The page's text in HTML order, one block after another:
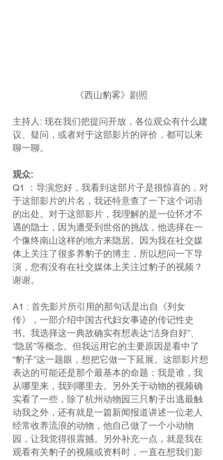
《西山豹雾》剧照
主持人: 现在我们把提问开放，各位观众有什么建
议、疑问，或者对于这部影片的评价，都可以来
聊一聊。
观众:
Q1 ：导演您好，我看到这部片子是很惊喜的，对
于这部影片的片名，我还特意查了一下这个词语
的出处。对于这部影片，我理解的是一位怀才不
遇的隐士，因为遭受到世俗的挑战，他选择在一
个像终南山这样的地方来隐居。因为我在社交媒
体上关注了很多养豹子的博主，所以想问一下导
演，您有没有在社交媒体上关注过豹子的视频？
谢谢。
A1 : 首先影片所引用的那句话是出自《列女
传》，一部介绍中国古代妇女事迹的传记性史
书。我选择这一典故确实有想表达“洁身自好”、
“隐居”等概念。但我运用它的主要原因是看中了
“豹子”这一题眼，想把它做一下延展。这部影片想
表达的可能还是那个最基本的命题：我是谁，我
从哪里来，我到哪里去。另外关于动物的视频确
实看了一些，除了杭州动物园三只豹子出逃最触
动我之外，还有就是一篇新闻报道讲述一位老人
经常收养流浪的动物，他自己做了一个小动物
园，让我觉得很震撼。另外补充一点，就是我在
观看有关豹子的视频或资料时，一直在想我们影